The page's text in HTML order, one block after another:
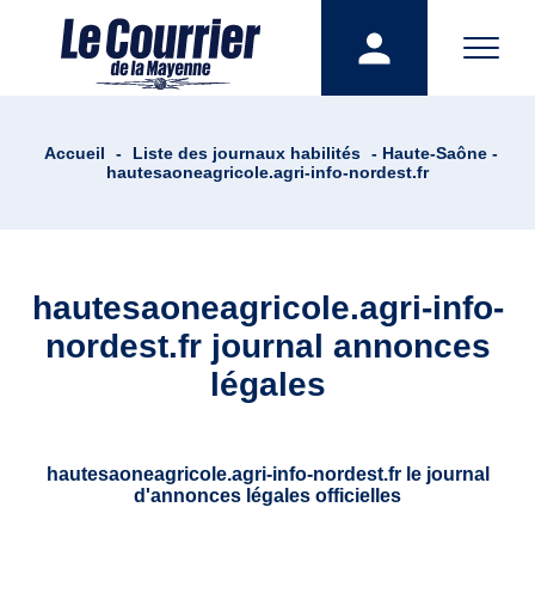
Accueil - Liste des journaux habilités - Haute-Saône -
hautesaoneagricole.agri-info-nordest.fr
hautesaoneagricole.agri-info-
nordest.fr journal annonces
légales
hautesaoneagricole.agri-info-nordest.fr le journal
d'annonces légales officielles